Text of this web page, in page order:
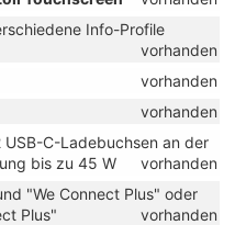
Info-Profile
vorhanden
vorhanden
vorhanden
C-Ladebuchsen an der
bis zu 45 W
vorhanden
"We Connect Plus" oder
Plus"
vorhanden